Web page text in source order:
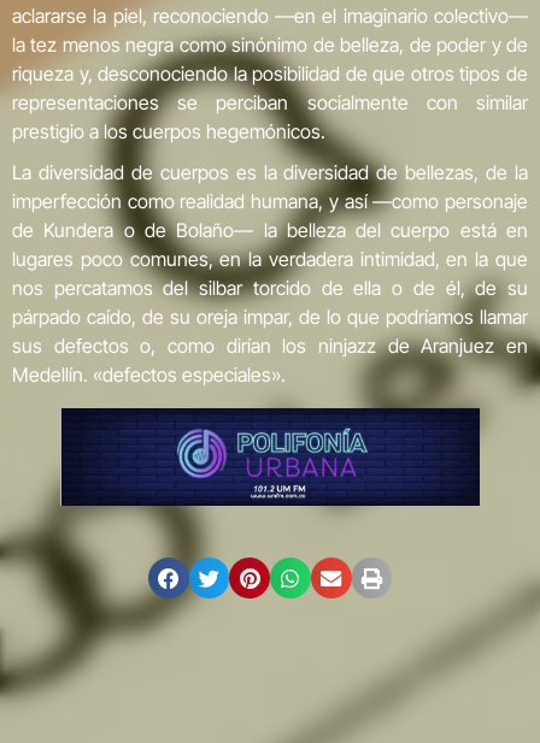
aclararse la piel, reconociendo —en el imaginario colectivo—
la tez menos negra como sinónimo de belleza, de poder y de
riqueza y, desconociendo la posibilidad de que otros tipos de
representaciones se perciban socialmente con similar
prestigio a los cuerpos hegemónicos.
La diversidad de cuerpos es la diversidad de bellezas, de la
imperfección como realidad humana, y así —como personaje
de Kundera o de Bolaño— la belleza del cuerpo está en
lugares poco comunes, en la verdadera intimidad, en la que
nos percatamos del silbar torcido de ella o de él, de su
párpado caído, de su oreja impar, de lo que podríamos llamar
sus defectos o, como dirían los ninjazz de Aranjuez en
Medellín. «defectos especiales».